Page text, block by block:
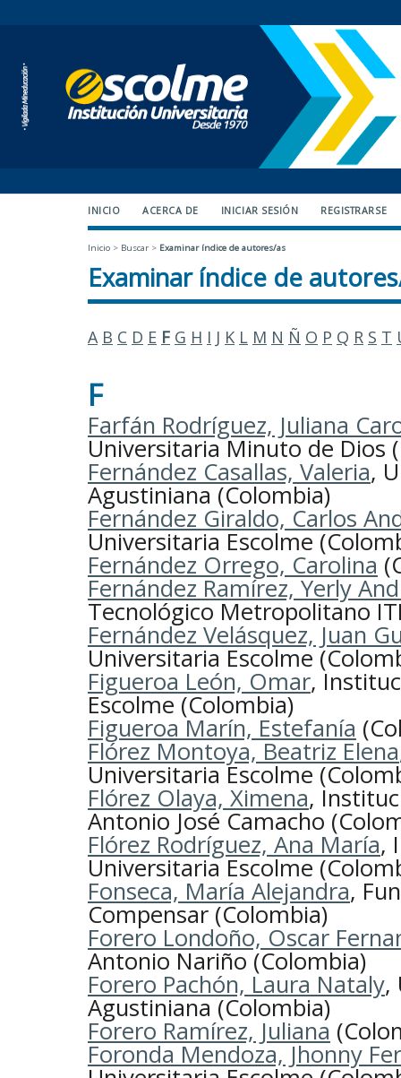
INICIO ACERCA DE INICIAR SESIÓN REGISTRARSE
Inicio > Buscar > Examinar índice de autores/as
Examinar índice de
A B C D E F G H I J K L M N Ñ O P Q R S T
F
Farfán Rodríguez, Juliana
Universitaria Minuto de Dios
Fernández Casallas, Valeria,
Agustiniana (Colombia)
Fernández Giraldo, Carlos
Universitaria Escolme
Fernández Orrego, Carolina
Fernández Ramírez, Yerly
Tecnológico Metropolitano
Fernández Velásquez, Juan
Universitaria Escolme
Figueroa León, Omar,
Escolme (Colombia)
Figueroa Marín, Estefanía
Flórez Montoya, Beatriz Elena
Universitaria Escolme
Flórez Olaya, Ximena,
Antonio José Camacho
Flórez Rodríguez, Ana María,
Universitaria Escolme
Fonseca, María Alejandra,
Compensar (Colombia)
Forero Londoño, Oscar
Antonio Nariño (Colombia)
Forero Pachón, Laura Nataly,
Agustiniana (Colombia)
Forero Ramírez, Juliana
Foronda Mendoza, Jhonny